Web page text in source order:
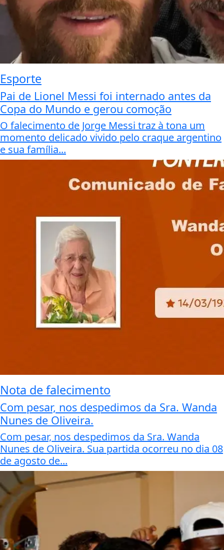
Esporte
Pai de Lionel Messi foi internado antes da
Copa do Mundo e gerou comoção
O falecimento de Jorge Messi traz à tona um
momento delicado vivido pelo craque argentino
e sua família...
Nota de falecimento
Com pesar, nos despedimos da Sra. Wanda
Nunes de Oliveira.
Com pesar, nos despedimos da Sra. Wanda
Nunes de Oliveira. Sua partida ocorreu no dia 08
de agosto de...